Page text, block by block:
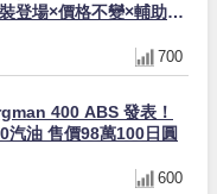
登場×價格不變×輔助滑
700
400 ABS 發表！
汽油 售價98萬100日圓
600